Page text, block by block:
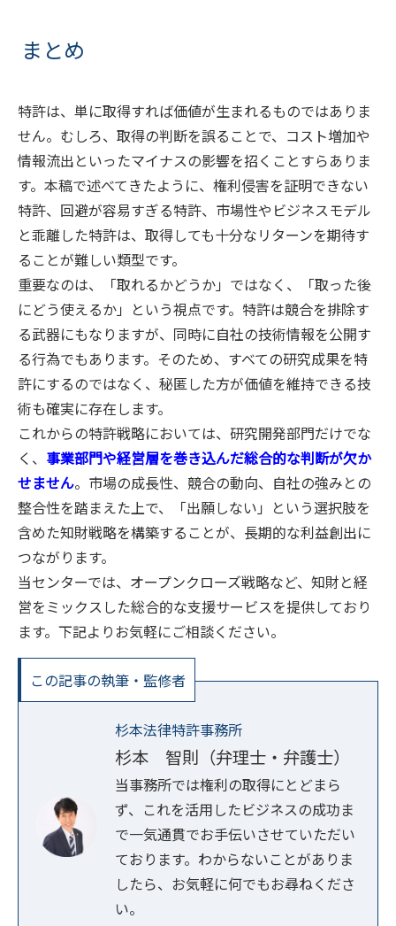
まとめ
特許は、単に取得すれば価値が生まれるものではありま
せん。むしろ、取得の判断を誤ることで、コスト増加や
情報流出といったマイナスの影響を招くことすらありま
す。本稿で述べてきたように、権利侵害を証明できない
特許、回避が容易すぎる特許、市場性やビジネスモデル
と乖離した特許は、取得しても十分なリターンを期待す
ることが難しい類型です。
重要なのは、「取れるかどうか」ではなく、「取った後
にどう使えるか」という視点です。特許は競合を排除す
る武器にもなりますが、同時に自社の技術情報を公開す
る行為でもあります。そのため、すべての研究成果を特
許にするのではなく、秘匿した方が価値を維持できる技
術も確実に存在します。
これからの特許戦略においては、研究開発部門だけでな
く、 事業部門や経営層を巻き込んだ総合的な判断が欠か
せません。市場の成長性、競合の動向、自社の強みとの
整合性を踏まえた上で、「出願しない」という選択肢を
含めた知財戦略を構築することが、長期的な利益創出に
つながります。
当センターでは、オープンクローズ戦略など、知財と経
営をミックスした総合的な支援サービスを提供しており
ます。下記よりお気軽にご相談ください。
この記事の執筆・監修者
杉本法律特許事務所
杉本 智則（弁理士・弁護士）
当事務所では権利の取得にとどまら
ず、これを活用したビジネスの成功ま
で一気通貫でお手伝いさせていただい
ております。わからないことがありま
したら、お気軽に何でもお尋ねくださ
い。